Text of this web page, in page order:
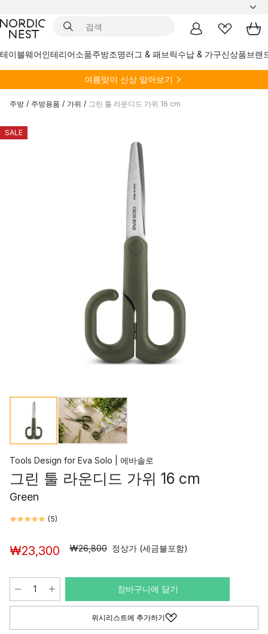
테이블웨어인테리어소품주방조명러그 & 패브릭수납 & 가구신상품브랜
여름맞이 신상 알아보기
주방 / 주방용품 / 가위 / 그린 툴 라운디드 가위 16 cm
SALE
Tools Design for Eva Solo | 에바솔로
그린 툴 라운디드 가위 16 cm
Green
(5)
₩23,300 ₩26,800 정상가 (세금불포함)
장바구니에 담기
위시리스트에 추가하기